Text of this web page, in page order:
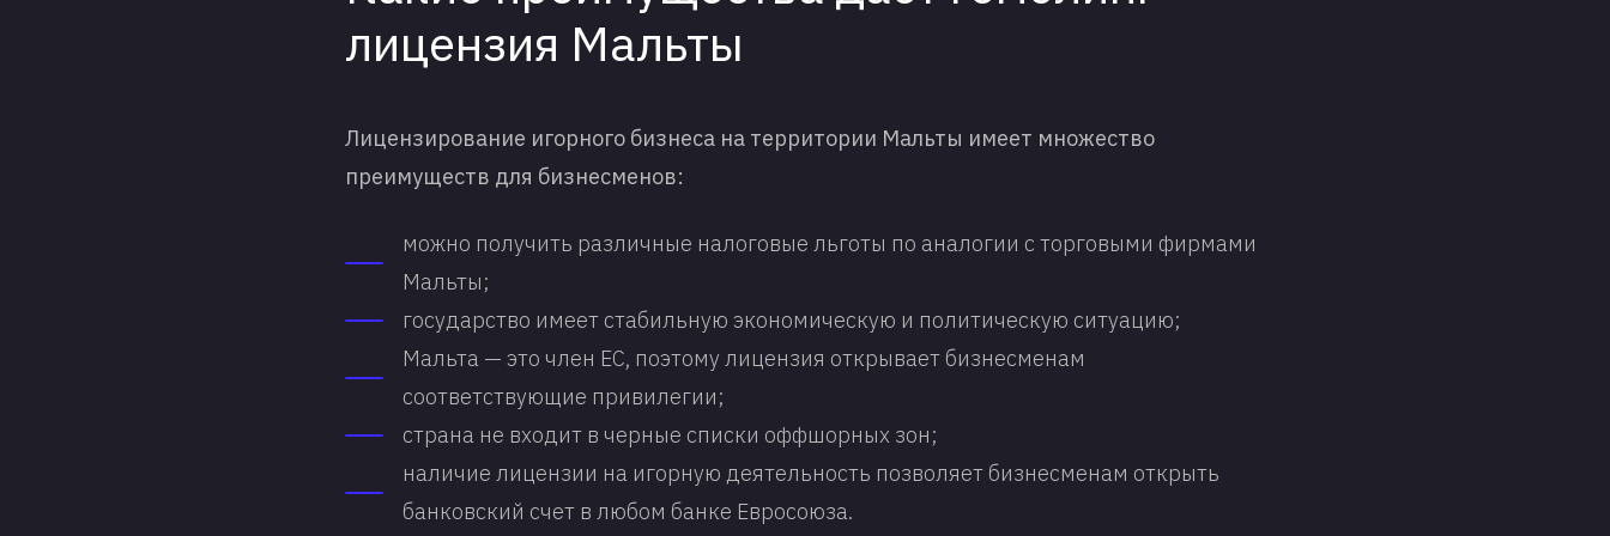
лицензия Мальты
Лицензирование игорного бизнеса на территории Мальты имеет множество
преимуществ для бизнесменов:
можно получить различные налоговые льготы по аналогии с торговыми фирмами
Мальты;
государство имеет стабильную экономическую и политическую ситуацию;
Мальта — это член ЕС, поэтому лицензия открывает бизнесменам
соответствующие привилегии;
страна не входит в черные списки оффшорных зон;
наличие лицензии на игорную деятельность позволяет бизнесменам открыть
банковский счет в любом банке Евросоюза.